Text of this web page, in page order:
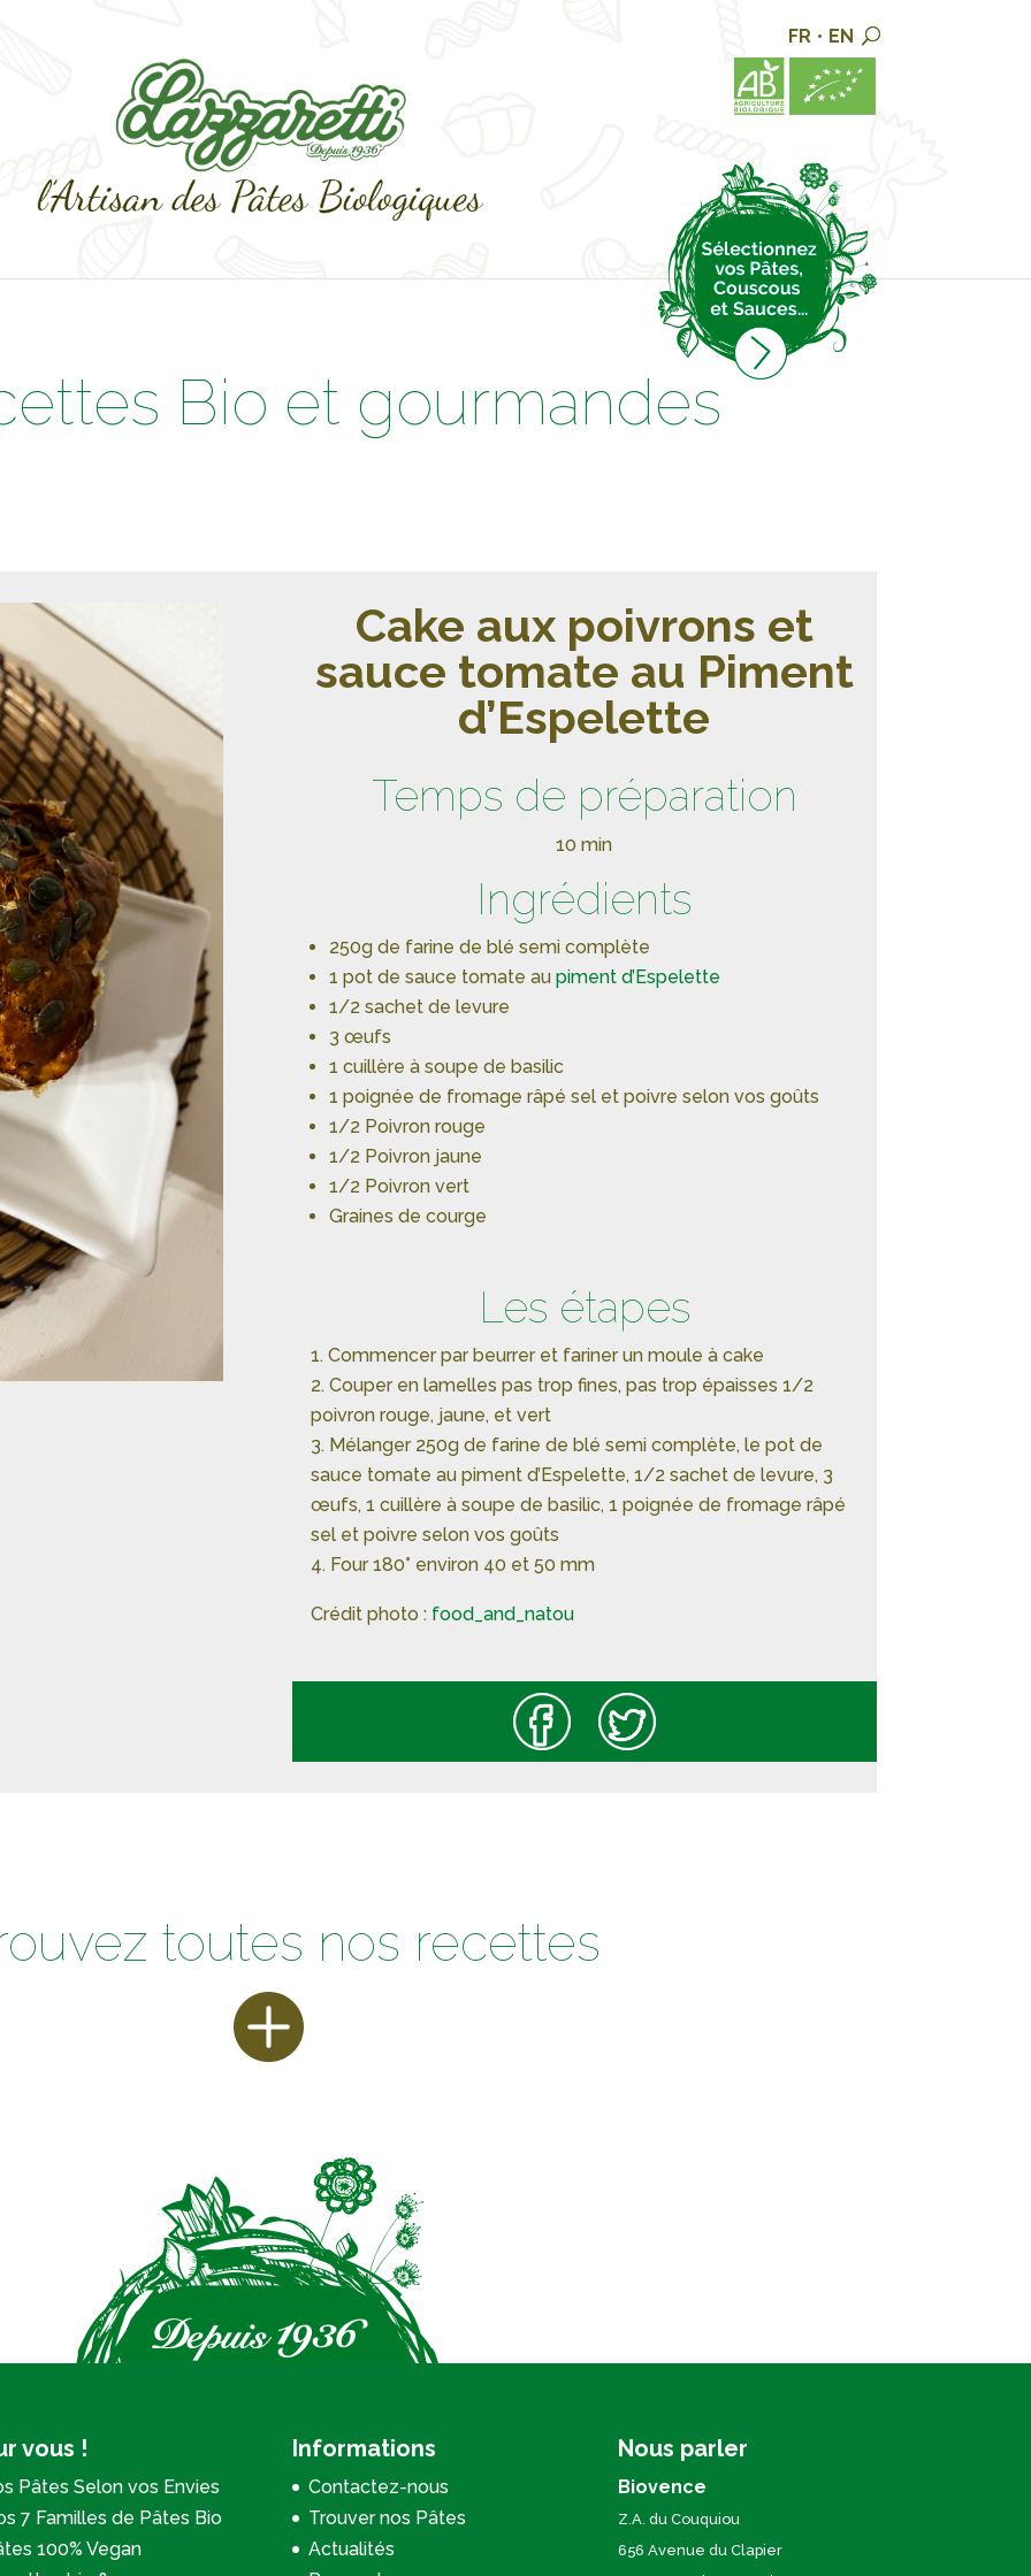
FR • EN
Bio et gourmandes
Cake aux poivrons et
sauce tomate au Piment
d’Espelette
Temps de préparation
10 min
Ingrédients
250g de farine de blé semi complète
1 pot de sauce tomate au piment d’Espelette
1/2 sachet de levure
3 œufs
1 cuillère à soupe de basilic
1 poignée de fromage râpé sel et poivre selon vos goûts
1/2 Poivron rouge
1/2 Poivron jaune
1/2 Poivron vert
Graines de courge
Les étapes
Commencer par beurrer et fariner un moule à cake
Couper en lamelles pas trop fines, pas trop épaisses 1/2
poivron rouge, jaune, et vert
Mélanger 250g de farine de blé semi complète, le pot de
sauce tomate au piment d’Espelette, 1/2 sachet de levure, 3
œufs, 1 cuillère à soupe de basilic, 1 poignée de fromage râpé
sel et poivre selon vos goûts
Four 180° environ 40 et 50 mm
Crédit photo :food_and_natou
toutes nos recettes
vous !
Pâtes Selon vos Envies
7 Familles de Pâtes Bio
100% Vegan
Informations
Contactez-nous
Trouver nos Pâtes
Actualités
Nous parler
Biovence
Z.A. du Couquiou
656 Avenue du Clapier